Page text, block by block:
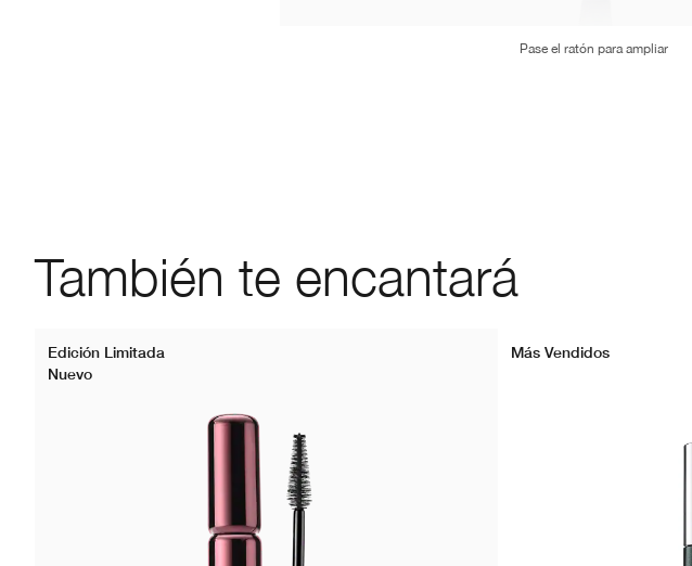
Pase el ratón para ampliar
También te encantará
Edición Limitada
Nuevo
Más Vendidos